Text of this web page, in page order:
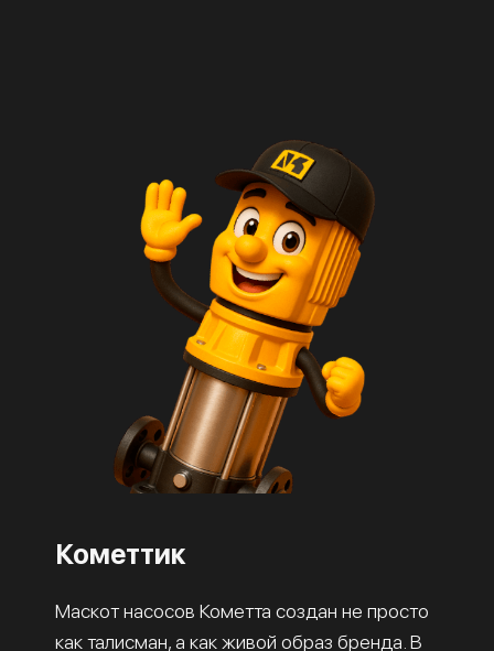
Кометтик
Маскот насосов Кометта создан не просто
как талисман, а как живой образ бренда. В